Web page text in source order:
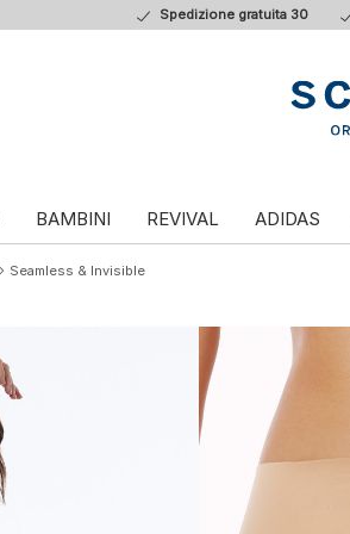
Spedizione gratuita 30
BAMBINI REVIVAL ADIDAS
Seamless & Invisible